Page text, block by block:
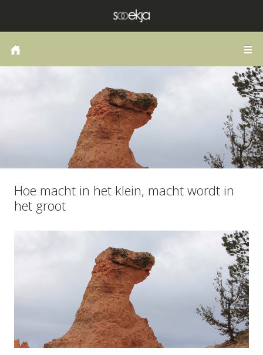
COACHING OF THERAPIE
LANGS DE WEG VAN HET HART
PUBLICATIES
SCHRIJVEN
ZELFONDERZOEK
BLOG
Hoe macht in het klein, macht wordt in
het groot